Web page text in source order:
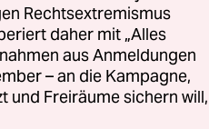
Rechtsextremismus
daher mit „Alles
aus Anmeldungen
– an die Kampagne,
und Freiräume sichern will,